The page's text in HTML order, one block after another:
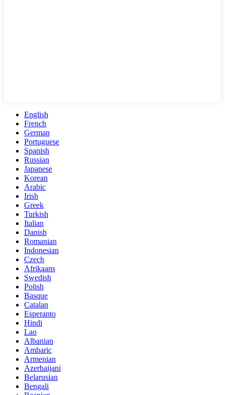
English
French
German
Portuguese
Spanish
Russian
Japanese
Korean
Arabic
Irish
Greek
Turkish
Italian
Danish
Romanian
Indonesian
Czech
Afrikaans
Swedish
Polish
Basque
Catalan
Esperanto
Hindi
Lao
Albanian
Amharic
Armenian
Azerbaijani
Belarusian
Bengali